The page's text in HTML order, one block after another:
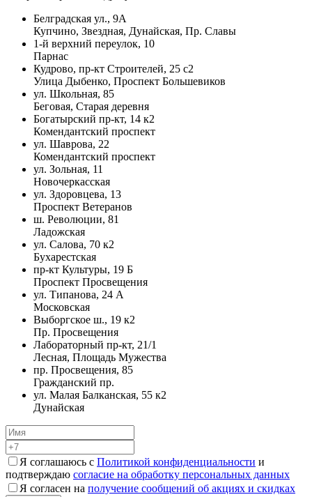
Белградская ул., 9А
Купчино, Звездная, Дунайская, Пр. Славы
1-й верхний переулок, 10
Парнас
Кудрово, пр-кт Строителей, 25 с2
Улица Дыбенко, Проспект Большевиков
ул. Школьная, 85
Беговая, Старая деревня
Богатырский пр-кт, 14 к2
Комендантский проспект
ул. Шаврова, 22
Комендантский проспект
ул. Зольная, 11
Новочеркасская
ул. Здоровцева, 13
Проспект Ветеранов
ш. Революции, 81
Ладожская
ул. Салова, 70 к2
Бухарестская
пр-кт Культуры, 19 Б
Проспект Просвещения
ул. Типанова, 24 А
Московская
Выборгское ш., 19 к2
Пр. Просвещения
Лабораторный пр-кт, 21/1
Лесная, Площадь Мужества
пр. Просвещения, 85
Гражданский пр.
ул. Малая Балканская, 55 к2
Дунайская
Я соглашаюсь с Политикой конфиденциальности и
подтверждаю согласие на обработку персональных данных
Я согласен на получение сообщений об акциях и скидках